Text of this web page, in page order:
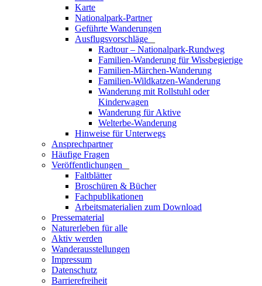
Karte
Nationalpark-Partner
Geführte Wanderungen
Ausflugsvorschläge
Radtour – Nationalpark-Rundweg
Familien-Wanderung für Wissbegierige
Familien-Märchen-Wanderung
Familien-Wildkatzen-Wanderung
Wanderung mit Rollstuhl oder
Kinderwagen
Wanderung für Aktive
Welterbe-Wanderung
Hinweise für Unterwegs
Ansprechpartner
Häufige Fragen
Veröffentlichungen
Faltblätter
Broschüren & Bücher
Fachpublikationen
Arbeitsmaterialien zum Download
Pressematerial
Naturerleben für alle
Aktiv werden
Wanderausstellungen
Impressum
Datenschutz
Barrierefreiheit